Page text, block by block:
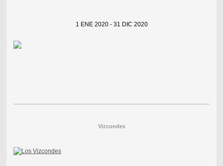
1 ENE 2020 - 31 DIC 2020
Vizcondes